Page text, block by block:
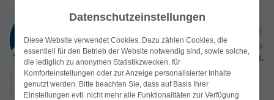
Suchen
nach:
simplr-Login
Datenschutzeinstellungen
Diese Website verwendet Cookies. Dazu zählen Cookies, die
essentiell für den Betrieb der Website notwendig sind, sowie solche,
die lediglich zu anonymen Statistikzwecken, für
Komforteinstellungen oder zur Anzeige personalisierter Inhalte
genutzt werden. Bitte beachten Sie, dass auf Basis Ihrer
Einstellungen evtl. nicht mehr alle Funktionalitäten zur Verfügung